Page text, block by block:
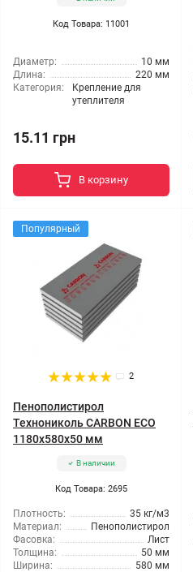
Код Товара: 11001
Диаметр:
10 мм
Длина:
220 мм
Категория:
Крепление для
утеплителя
15.11 грн
В корзину
Популярный
2
Пенополистирол
Технониколь CARBON ECO
1180x580x50 мм
В наличии
Код Товара: 2695
Плотность:
35 кг/м3
Материал:
Пенополистирол
Фасовка:
Лист
Толщина:
50 мм
Ширина:
580 мм